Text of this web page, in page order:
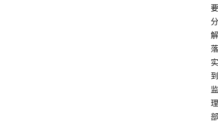
要
分
解
落
实
到
监
理
部